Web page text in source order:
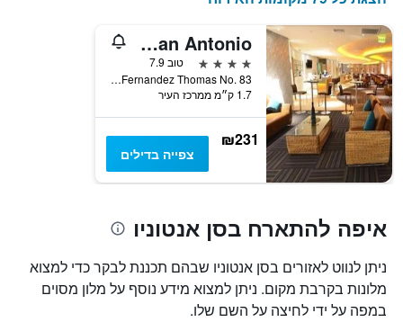
האחרונים
Hotel Enjoy San Antonio
4 כוכבים
טוב 7.9
Dr. Nestor Fernandez Thomas No. 83, סן אנטוניו, צ'ילה
1.7 ק״מ ממרכז העיר
₪231
צפייה בדילים
איפה להתארח בסן אנטוניו
ניתן לנווט לאזורים בסן אנטוניו שבהם תכננת לבקר כדי למצוא
מלונות בקרבת מקום. ניתן למצוא מידע נוסף על מלון מסוים
במפה על ידי לחיצה על השם שלו.